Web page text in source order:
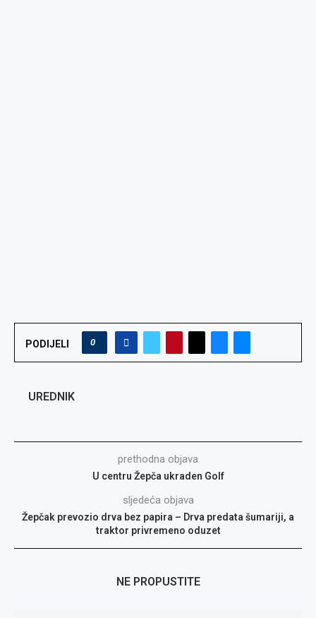
PODIJELI 0
UREDNIK
prethodna objava
U centru Žepča ukraden Golf
sljedeća objava
Žepčak prevozio drva bez papira – Drva predata šumariji, a
traktor privremeno oduzet
NE PROPUSTITE